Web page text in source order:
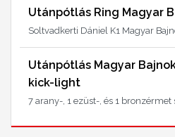
Utánpótlás Ring Magyar
Soltvadkerti Dániel K1 Magyar
Utánpótlás Magyar
kick-light
7 arany-, 1 ezüst-, és 1